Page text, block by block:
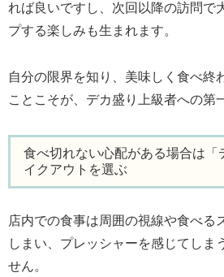
れば良いですし、次回以降の訪問で
プする楽しみも生まれます。
自分の限界を知り、美味しく食べ終
ことこそが、デカ盛り上級者への第
食べ切れない心配がある場合は「
イクアウトを選ぶ
店内での食事は周囲の視線や食べる
しまい、プレッシャーを感じてしま
せん。